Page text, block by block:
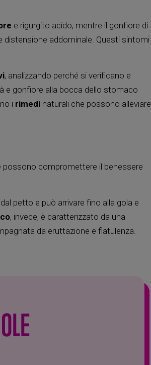
e rigurgito acido, mentre il gonfiore di
distensione addominale. Questi sintomi
, analizzando perché si verificano e
e gonfiore alla bocca dello stomaco
i rimedi naturali che possono alleviare
possono compromettere il benessere
petto e può arrivare fino alla gola e
, invece, è caratterizzato da una
da eruttazione e flatulenza.